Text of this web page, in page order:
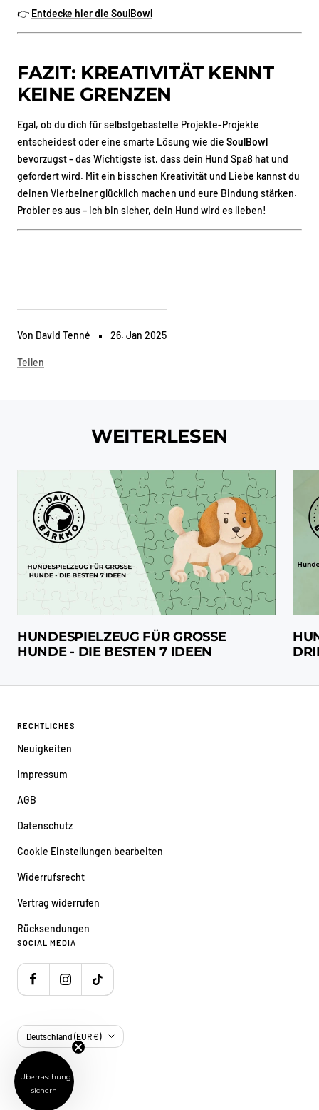
Von David Tenné 26. Jan 2025
Teilen
👉 Entdecke hier die SoulBowl
FAZIT: KREATIVITÄT KENNT
KEINE GRENZEN
Egal, ob du dich für selbstgebastelte Projekte-Projekte
entscheidest oder eine smarte Lösung wie die SoulBowl
bevorzugst – das Wichtigste ist, dass dein Hund Spaß hat und
gefordert wird. Mit ein bisschen Kreativität und Liebe kannst du
deinen Vierbeiner glücklich machen und eure Bindung stärken.
Probier es aus – ich bin sicher, dein Hund wird es lieben!
WEITERLESEN
HUNDESPIELZEUG FÜR GROSSE H
UNDE - DIE BESTEN 7 IDEEN
RECHTLICHES
Neuigkeiten
Impressum
AGB
Datenschutz
Cookie Einstellungen bearbeiten
Widerrufsrecht
Vertrag widerrufen
Rücksendungen
SOCIAL MEDIA
Land/Region
Deutschland (EUR €)
Wir akzeptieren
Überraschung
sichern